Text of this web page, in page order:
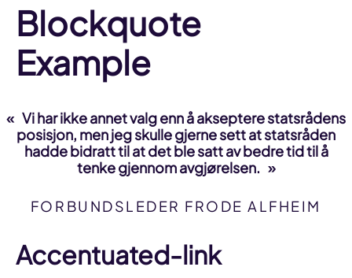
Blockquote
Example
Vi har ikke annet valg enn å akseptere statsrådens
posisjon, men jeg skulle gjerne sett at statsråden
hadde bidratt til at det ble satt av bedre tid til å
tenke gjennom avgjørelsen.
FORBUNDSLEDER FRODE ALFHEIM
Accentuated-link